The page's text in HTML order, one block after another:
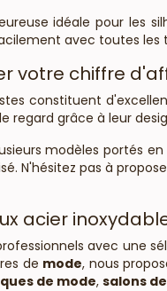
idéale pour les
avec toutes les
votre chiffre
constituent
grâce à leur
modèles portés
N'hésitez pas à
acier
avec
de mode, nous
de mode, salons